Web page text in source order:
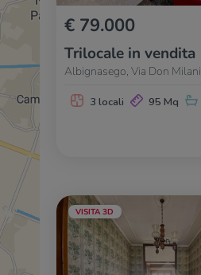
€ 79.000
Trilocale in vendita
Albignasego, Via Don Milani
3 locali 95 Mq
VISITA 3D